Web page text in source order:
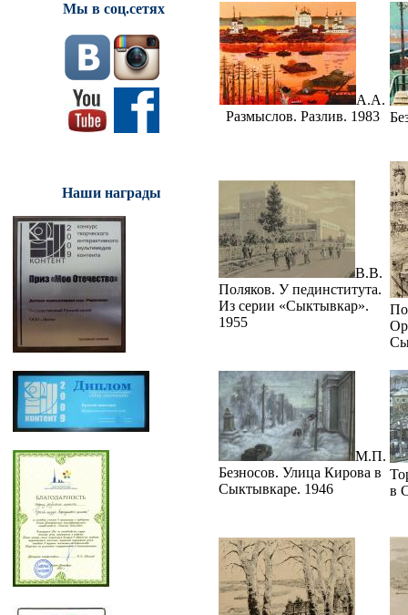
Мы в соц.сетях
Наши награды
А.А.
Размыслов. Разлив. 1983
В.В.
Поляков. У пединститута.
Из серии «Сыктывкар».
1955
М.П.
Безносов. Улица Кирова в
Сыктывкаре. 1946
в